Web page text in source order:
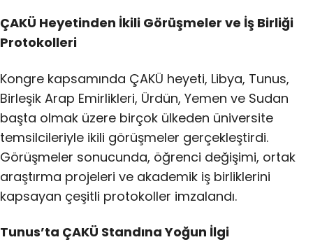
ÇAKÜ Heyetinden İkili Görüşmeler ve İş Birliği
Protokolleri
Kongre kapsamında ÇAKÜ heyeti, Libya, Tunus,
Birleşik Arap Emirlikleri, Ürdün, Yemen ve Sudan
başta olmak üzere birçok ülkeden üniversite
temsilcileriyle ikili görüşmeler gerçekleştirdi.
Görüşmeler sonucunda, öğrenci değişimi, ortak
araştırma projeleri ve akademik iş birliklerini
kapsayan çeşitli protokoller imzalandı.
Tunus’ta ÇAKÜ Standına Yoğun İlgi